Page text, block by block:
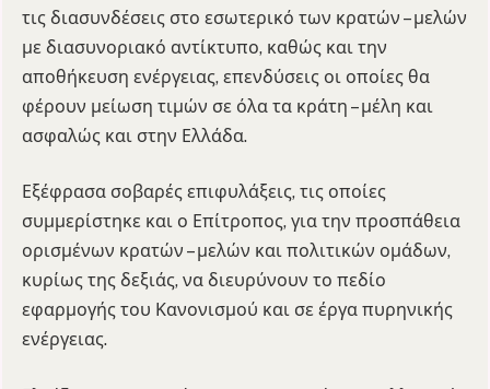
τις διασυνδέσεις στο εσωτερικό των κρατών – μελών
με διασυνοριακό αντίκτυπο, καθώς και την
αποθήκευση ενέργειας, επενδύσεις οι οποίες θα
φέρουν μείωση τιμών σε όλα τα κράτη – μέλη και
ασφαλώς και στην Ελλάδα.
Εξέφρασα σοβαρές επιφυλάξεις, τις οποίες
συμμερίστηκε και ο Επίτροπος, για την προσπάθεια
ορισμένων κρατών – μελών και πολιτικών ομάδων,
κυρίως της δεξιάς, να διευρύνουν το πεδίο
εφαρμογής του Κανονισμού και σε έργα πυρηνικής
ενέργειας.